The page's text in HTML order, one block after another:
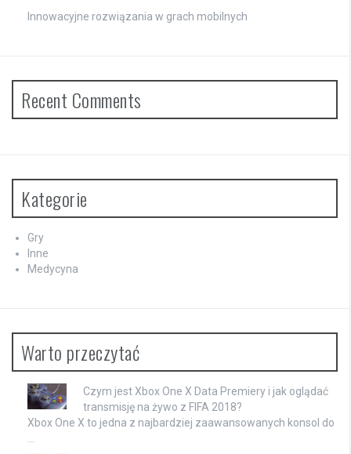
Innowacyjne rozwiązania w grach mobilnych
Recent Comments
Kategorie
Gry
Inne
Medycyna
Warto przeczytać
Czym jest Xbox One X Data Premiery i jak oglądać
transmisję na żywo z FIFA 2018?
Xbox One X to jedna z najbardziej zaawansowanych konsol do